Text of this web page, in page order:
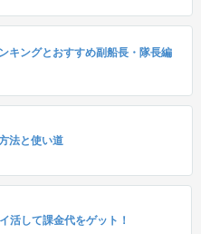
キングとおすすめ副船長・隊長編
法と使い道
活して課金代をゲット！